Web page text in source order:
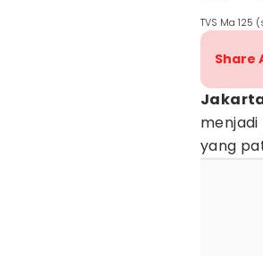
TVS Ma 125
Share
yang